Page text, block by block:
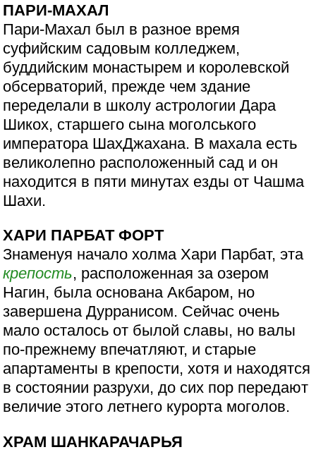
ПАРИ-МАХАЛ
Пари-Махал был в разное время
суфийским садовым колледжем,
буддийским монастырем и королевской
обсерваторий, прежде чем здание
переделали в школу астрологии Дара
Шикох, старшего сына моголського
императора ШахДжахана. В махала есть
великолепно расположенный сад и он
находится в пяти минутах езды от Чашма
Шахи.
ХАРИ ПАРБАТ ФОРТ
Знаменуя начало холма Хари Парбат, эта
крепость, расположенная за озером
Нагин, была основана Акбаром, но
завершена Дурранисом. Сейчас очень
мало осталось от былой славы, но валы
по-прежнему впечатляют, и старые
апартаменты в крепости, хотя и находятся
в состоянии разрухи, до сих пор передают
величие этого летнего курорта моголов.
ХРАМ ШАНКАРАЧАРЬЯ